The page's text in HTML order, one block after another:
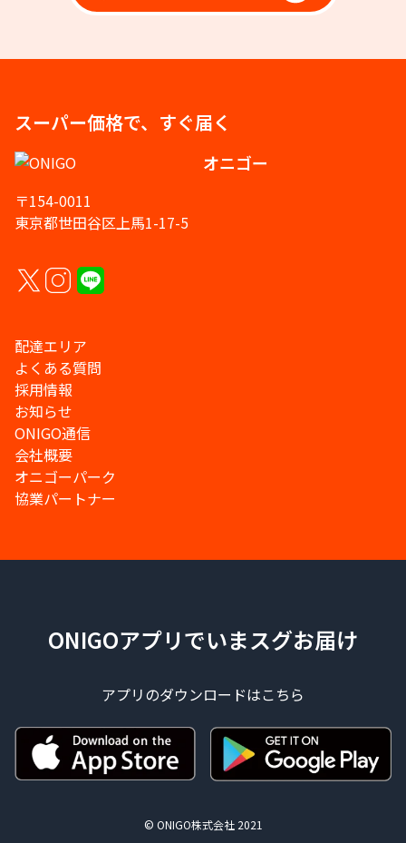
スーパー価格で、すぐ届く
オニゴー
〒154-0011
東京都世田谷区上馬1-17-5
配達エリア
よくある質問
採用情報
お知らせ
ONIGO通信
会社概要
オニゴーパーク
協業パートナー
ONIGOアプリでいまスグお届け
アプリのダウンロードはこちら
© ONIGO株式会社 2021